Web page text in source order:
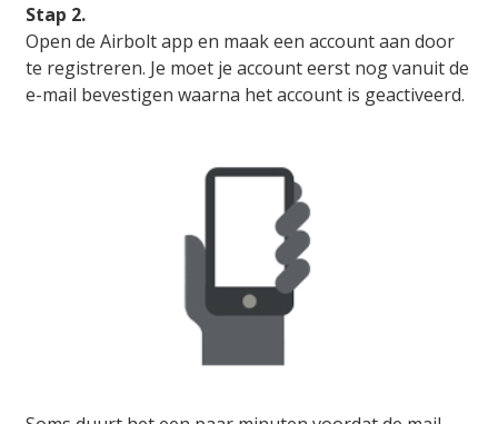
Stap 2.
Open de Airbolt app en maak een account aan door
te registreren. Je moet je account eerst nog vanuit de
e-mail bevestigen waarna het account is geactiveerd.